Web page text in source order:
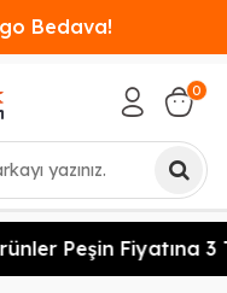
Bedava!
0
Peşin Fiyatına 3